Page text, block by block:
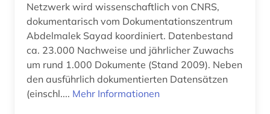
ostasienwissenschaft (2)
osteuropa (3)
ozeanien (1)
pakistan (2)
Netzwerk wird wissenschaftlich von CNRS,
dokumentarisch vom Dokumentationszentrum
Abdelmalek Sayad koordiniert. Datenbestand
ca. 23.000 Nachweise und jährlicher Zuwachs
um rund 1.000 Dokumente (Stand 2009). Neben
den ausführlich dokumentierten Datensätzen
(einschl.... Mehr Informationen